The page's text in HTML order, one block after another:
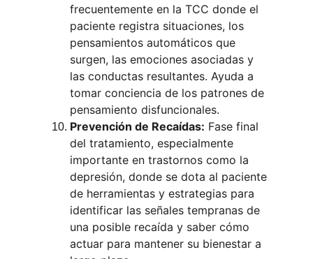
frecuentemente en la TCC donde el
paciente registra situaciones, los
pensamientos automáticos que
surgen, las emociones asociadas y
las conductas resultantes. Ayuda a
tomar conciencia de los patrones de
pensamiento disfuncionales.
Prevención de Recaídas: Fase final
del tratamiento, especialmente
importante en trastornos como la
depresión, donde se dota al paciente
de herramientas y estrategias para
identificar las señales tempranas de
una posible recaída y saber cómo
actuar para mantener su bienestar a